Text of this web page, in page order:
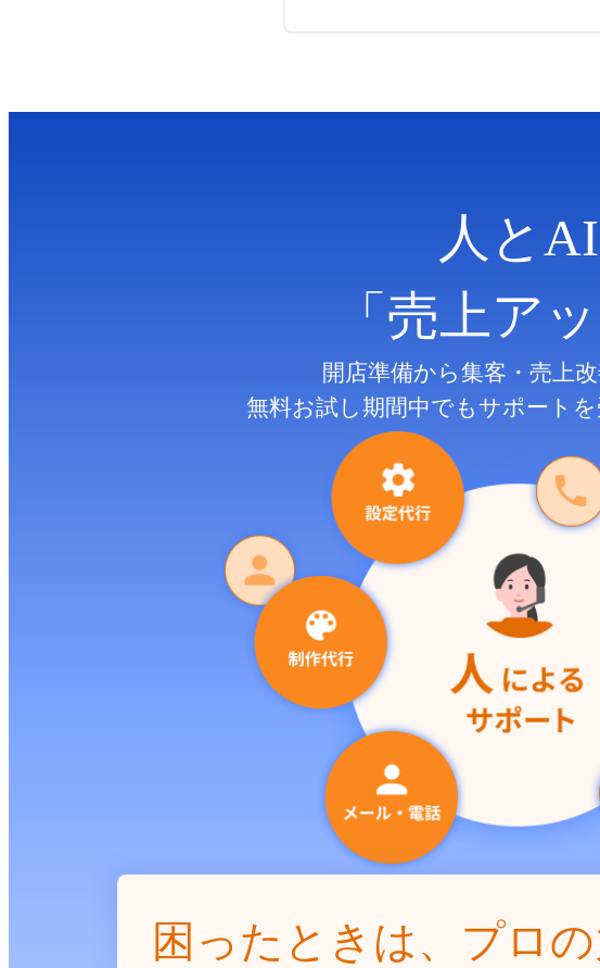
人と
「売上ア
開店準備から集客・売上改
無料お試し期間中でもサポートを
困ったときは、プロ